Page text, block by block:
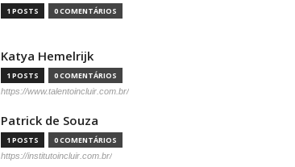
1 POSTS 0 COMENTÁRIOS
Katya Hemelrijk
1 POSTS 0 COMENTÁRIOS
https://www.talentoincluir.com.br/
Patrick de Souza
1 POSTS 0 COMENTÁRIOS
https://institutoincluir.com.br/